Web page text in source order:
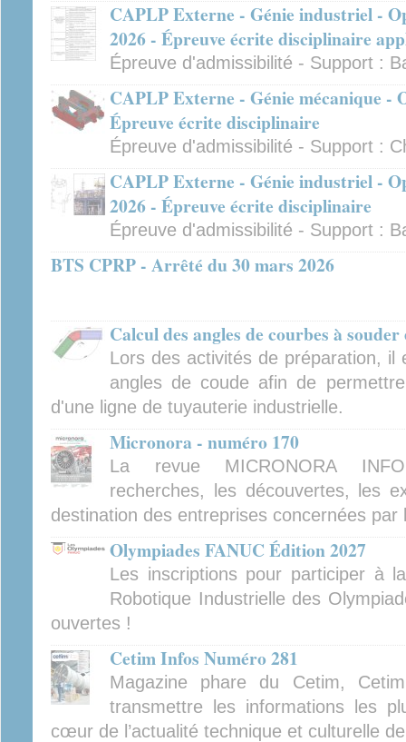
CAPLP Externe - Génie industriel -
2026 - Épreuve écrite disciplinaire
Épreuve d'admissibilité - Support :
CAPLP Externe - Génie mécanique -
Épreuve écrite disciplinaire
Épreuve d'admissibilité - Support :
CAPLP Externe - Génie industriel -
2026 - Épreuve écrite disciplinaire
Épreuve d'admissibilité - Support :
BTS CPRP - Arrêté du 30 mars 2026
Calcul des angles de courbes à
Lors des activités de préparation, il
angles de coude afin de
d'une ligne de tuyauterie industrielle.
Micronora - numéro 170
La revue MICRONORA
recherches, les découvertes, les
destination des entreprises concernées
Olympiades FANUC Édition 2027
Les inscriptions pour participer à
Robotique Industrielle des
ouvertes !
Cetim Infos Numéro 281
Magazine phare du Cetim,
transmettre les informations les
cœur de l’actualité technique et culturelle